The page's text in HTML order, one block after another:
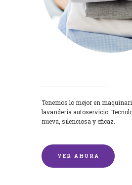
Tenemos lo mejor en
lavandería autoservicio.
nueva, silenciosa y eficaz.
VER AHORA